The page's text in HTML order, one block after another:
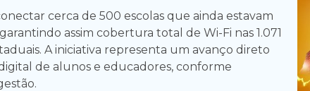
cerca de 500 escolas que ainda estavam
assim cobertura total de Wi-Fi nas 1.071
A iniciativa representa um avanço direto
de alunos e educadores, conforme